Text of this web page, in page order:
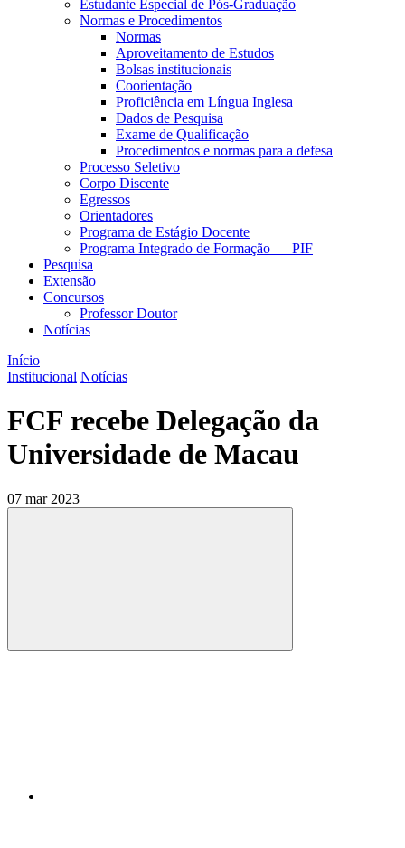
Estudante Especial de Pós-Graduação
Normas e Procedimentos
Normas
Aproveitamento de Estudos
Bolsas institucionais
Coorientação
Proficiência em Língua Inglesa
Dados de Pesquisa
Exame de Qualificação
Procedimentos e normas para a defesa
Processo Seletivo
Corpo Discente
Egressos
Orientadores
Programa de Estágio Docente
Programa Integrado de Formação — PIF
Pesquisa
Extensão
Concursos
Professor Doutor
Notícias
Início
Institucional Notícias
FCF recebe Delegação da
Universidade de Macau
07 mar 2023
Compartilhar